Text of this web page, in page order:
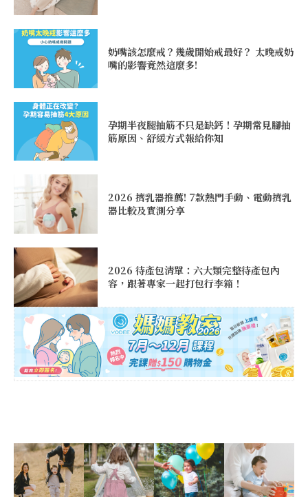
奶嘴該怎麼戒？幾歲開始戒最好？ 太晚戒奶
嘴的影響竟然這麼多!
孕期半夜腿抽筋不只是缺鈣！孕期常見腳抽
筋原因、舒緩方式報給你知
2026 擠乳器推薦! 7款熱門手動、電動擠乳
器比較及實測分享
2026 待產包清單：六大類完整待產包內
容，跟著專家一起打包行李箱！